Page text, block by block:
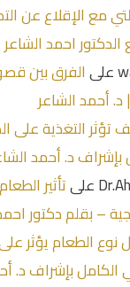
احمد الشاعر
علىالفرق بين
أحمد الشاعر
تؤثر التغذية على
بإشراف د. أحمد
علىتأثير
– بقلم دكتور
نوع الطعام يؤثر
الكامل بإشراف د.